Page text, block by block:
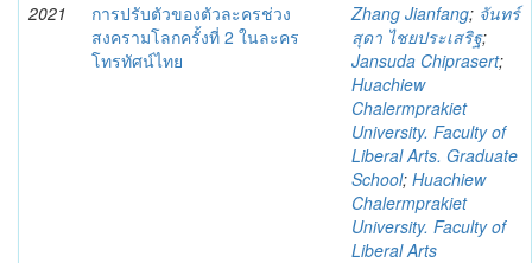
2021
การปรับตัวของตัวละครช่วง
สงครามโลกครั้งที่ 2 ในละคร
โทรทัศน์ไทย
Zhang Jianfang; จันทร์
สุดา ไชยประเสริฐ;
Jansuda Chiprasert;
Huachiew
Chalermprakiet
University. Faculty of
Liberal Arts. Graduate
School; Huachiew
Chalermprakiet
University. Faculty of
Liberal Arts